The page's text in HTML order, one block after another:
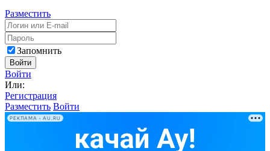
Разместить
Запомнить
Войти
Войти
Или:
Регистрация
Разместить Войти
РЕКЛАМА • AU.RU